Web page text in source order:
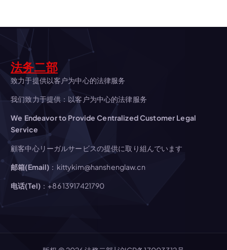
シ
ョ
ン
法务二部
致力于提供以客户为中心的法律服务
我们致力于提供：以客户为中心的法律服务
We Endeavor to Provide Centralized Customer Legal
Service
顧客中心リーガルサービスの提供に取り組んでいます
邮箱(Email) ：kittykim@hanshenglaw.cn
电话(Tel) ：+86 13917421790